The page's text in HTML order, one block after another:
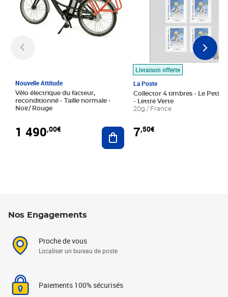
Nouvelle Attitude
Vélo électrique du facteur,
reconditionné - Taille normale -
Noir/ Rouge
1 490,00€ Ajouter au panier
Livraison offerte
La Poste
Collector 4 timbres - Le Petit
- Lettre Verte
20g / France
7,50€
Nos Engagements
Proche de vous
Localiser un bureau de poste
Paiements 100% sécurisés